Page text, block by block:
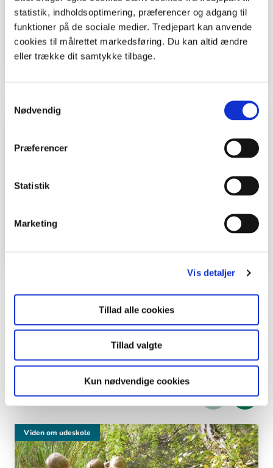
statistik, indholdsoptimering, præferencer og adgang til
funktioner på de sociale medier. Tredjepart kan anvende
cookies til målrettet markedsføring. Du kan altid ændre
eller trække dit samtykke tilbage.
Nødvendig
Præferencer
Statistik
Marketing
Vis detaljer
Tillad alle cookies
Tillad valgte
Kun nødvendige cookies
Udeskolepige fra Naturklassen på Rødkilde
skole.
Inspiration og lignende materialer
Lærere
Brugernes undervisningsforløb
Undervisningsforløb
Del en ide
Læs også
Viser1ud af3
Viden om udeskole